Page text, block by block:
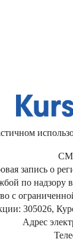
запись о
по надзору
с
305026,
Адрес